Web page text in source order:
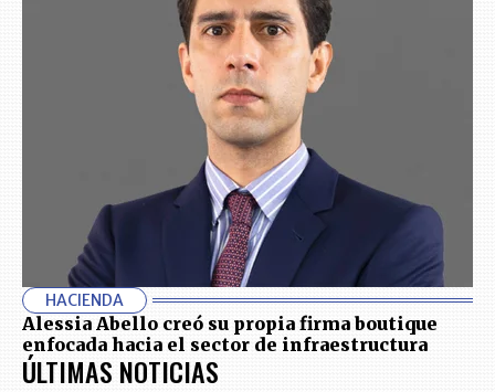
HACIENDA
Alessia Abello creó su propia firma boutique
enfocada hacia el sector de infraestructura
ÚLTIMAS NOTICIAS